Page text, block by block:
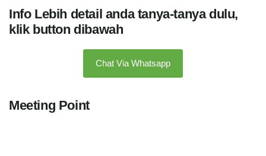
Info Lebih detail anda tanya-tanya dulu,
klik button dibawah
Chat Via Whatsapp
Meeting Point